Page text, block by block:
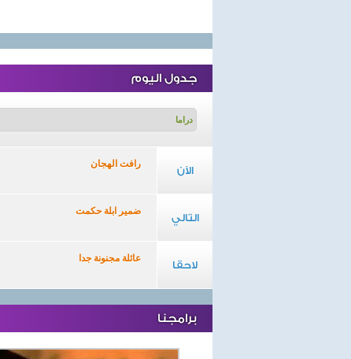
جدول اليوم
الآن
رافت الهجان
التالي
ضمير ابلة حكمت
لاحقا
عائلة مجنونة جدا
برامجنا